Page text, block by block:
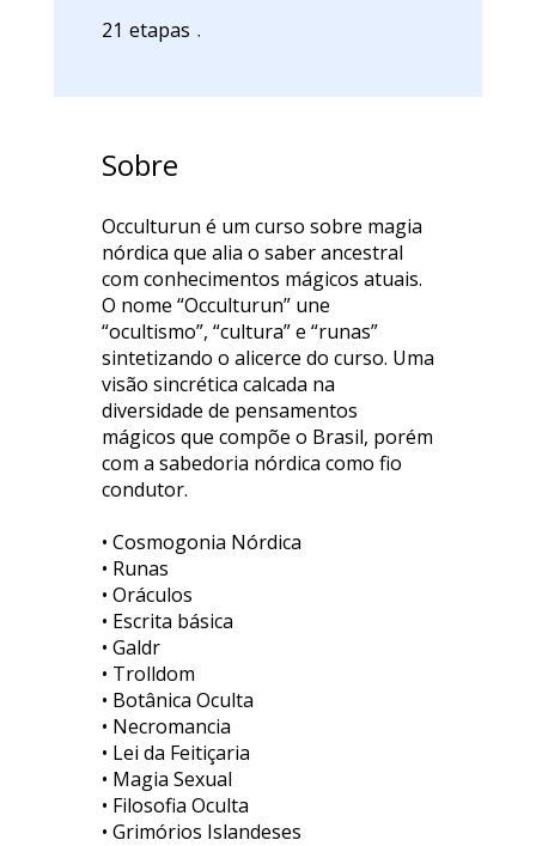
21 etapas
Sobre
Occulturun é um curso sobre magia
nórdica que alia o saber ancestral
com conhecimentos mágicos atuais.
O nome “Occulturun” une
“ocultismo”, “cultura” e “runas”
sintetizando o alicerce do curso. Uma
visão sincrética calcada na
diversidade de pensamentos
mágicos que compõe o Brasil, porém
com a sabedoria nórdica como fio
condutor.
• Cosmogonia Nórdica
• Runas
• Oráculos
• Escrita básica
• Galdr
• Trolldom
• Botânica Oculta
• Necromancia
• Lei da Feitiçaria
• Magia Sexual
• Filosofia Oculta
• Grimórios Islandeses